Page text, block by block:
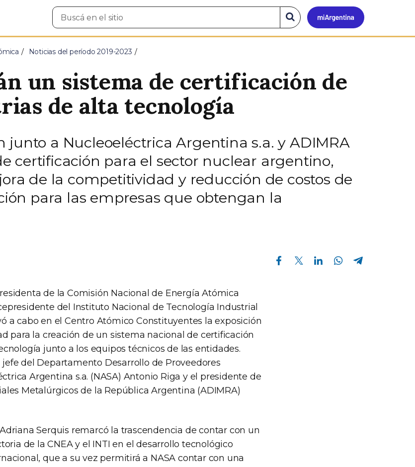
Mi
Buscar
en
Buscar
en
el
Noticias del período 2019-2023
un sistema de certificación de
de alta tecnología
a Nucleoeléctrica Argentina s.a. y ADIMRA
certificación para el sector nuclear argentino,
de la competitividad y reducción de costos de
para las empresas que obtengan la
Compartir en Facebook Compartir en Twitter Compartir en Linkedin Compartir en Whatsapp
de la Comisión Nacional de Energía Atómica
del Instituto Nacional de Tecnología Industrial
a cabo en el Centro Atómico Constituyentes la exposición
para la creación de un sistema nacional de certificación
junto a los equipos técnicos de las entidades.
del Departamento Desarrollo de Proveedores
Argentina s.a. (NASA) Antonio Riga y el presidente de
Metalúrgicos de la República Argentina (ADIMRA)
Serquis remarcó la trascendencia de contar con un
de la CNEA y el INTI en el desarrollo tecnológico
que a su vez permitirá a NASA contar con una